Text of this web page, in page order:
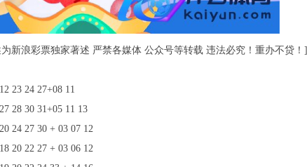
浪彩票独家著述 严禁各媒体 公众号等转载 违法必究！重办不贷！]
23 24 27+08 11
28 30 31+05 11 13
24 27 30 + 03 07 12
20 22 27 + 03 06 12